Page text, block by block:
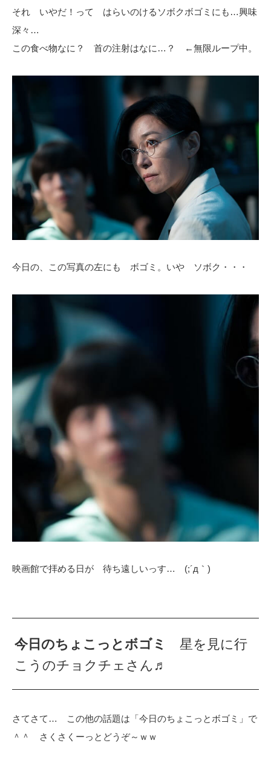
それ いやだ！って はらいのけるソボクボゴミにも…興味
深々…
この食べ物なに？ 首の注射はなに…？ ←無限ループ中。
今日の、この写真の左にも ボゴミ。いや ソボク・・・
映画館で拝める日が 待ち遠しいっす… (;´д｀)
今日のちょこっとボゴミ
星を見に行
こうのチョクチェさん♬
さてさて… この他の話題は「今日のちょこっとボゴミ」で
＾＾ さくさくーっとどうぞ～ｗｗ